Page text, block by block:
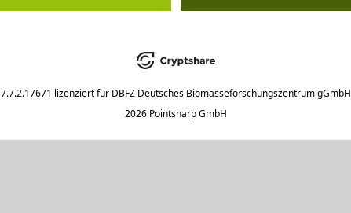
7.7.2.17671 lizenziert für DBFZ Deutsches Biomasseforschungszentrum gGmbH
2026 Pointsharp GmbH